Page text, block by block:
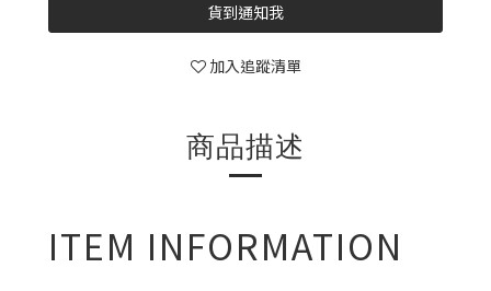
貨到通知我
加入追蹤清單
商品描述
ITEM INFORMATION